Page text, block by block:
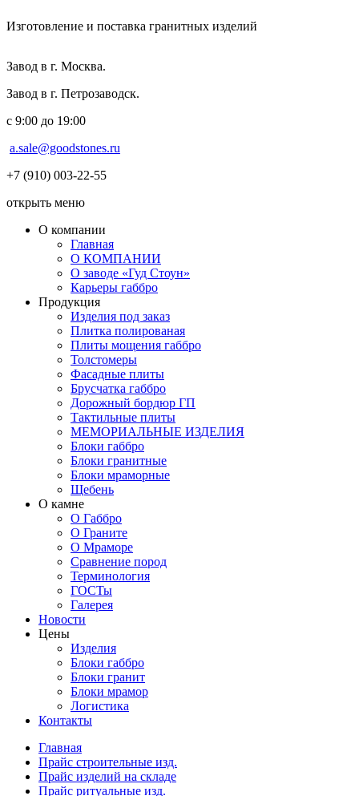
Изготовление и поставка гранитных изделий
Завод в г. Москва.
Завод в г. Петрозаводск.
с 9:00 до 19:00
a.sale@goodstones.ru
+7 (910) 003-22-55
открыть меню
О компании
Главная
О КОМПАНИИ
О заводе «Гуд Стоун»
Карьеры габбро
Продукция
Изделия под заказ
Плитка полированая
Плиты мощения габбро
Толстомеры
Фасадные плиты
Брусчатка габбро
Дорожный бордюр ГП
Тактильные плиты
МЕМОРИАЛЬНЫЕ ИЗДЕЛИЯ
Блоки габбро
Блоки гранитные
Блоки мраморные
Щебень
О камне
О Габбро
О Граните
О Мраморе
Сравнение пород
Терминология
ГОСТы
Галерея
Новости
Цены
Изделия
Блоки габбро
Блоки гранит
Блоки мрамор
Логистика
Контакты
Главная
Прайс строительные изд.
Прайс изделий на складе
Прайс ритуальные изд.